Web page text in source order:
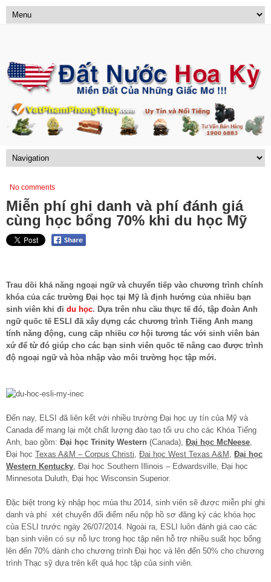
No comments
Miễn phí ghi danh và phí đánh giá
cùng học bổng 70% khi du học Mỹ
Trau dồi khả năng ngoại ngữ và chuyển tiếp vào chương trình chính
khóa của các trường Đại học tại Mỹ là định hướng của nhiều bạn
sinh viên khi đi du học. Dựa trên nhu cầu thực tế đó, tập đoàn Anh
ngữ quốc tế ESLI đã xây dựng các chương trình Tiếng Anh mang
tính năng động, cung cấp nhiều cơ hội tương tác với sinh viên bản
xứ để từ đó giúp cho các bạn sinh viên quốc tế nâng cao được trình
độ ngoại ngữ và hòa nhập vào môi trường học tập mới.
Đến nay, ELSI đã liên kết với nhiều trường Đại học uy tín của Mỹ và
Canada để mang lại một chất lượng đào tạo tối ưu cho các Khóa Tiếng
Anh, bao gồm: Đại học Trinity Western (Canada), Đại học McNeese,
Đại học Texas A&M – Corpus Christi, Đai học West Texas A&M , Đại học
Western Kentucky, Đại học Southern Illinois – Edwardsville, Đại học
Minnesota Duluth, Đại học Wisconsin Superior.
Đặc biệt trong kỳ nhập học mùa thu 2014, sinh viên sẽ được miễn phí ghi
danh và phí xét chuyển đổi điểm nếu nộp hồ sơ đăng ký các khóa học
của ESLI trước ngày 26/07/2014. Ngoài ra, ESLI luôn đánh giá cao các
bạn sinh viên có sự nỗ lực trong học tập nên hỗ trợ nhiều suất học bổng
lên đến 70% dành cho chương trình Đại học và lên đến 50% cho chương
trình Thạc sỹ dựa trên kết quả học tập của sinh viên.